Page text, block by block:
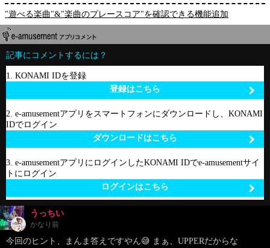
"遊べる楽曲"&"楽曲のプレースコア"を確認できる機能追加
記事にコメントするには？
1. KONAMI IDを登録
登録はこちら
2. e-amusementアプリをスマートフォンにダウンロードし、KONAMI
IDでログイン
ダウンロードはこちら
3. e-amusementアプリにログインしたKONAMI IDでe-amusementサイ
トにログイン
ログインはこちら
うっちい
かなり前
今回のヒント、まんま答えですやん😅 まぁ、UPPERだからな